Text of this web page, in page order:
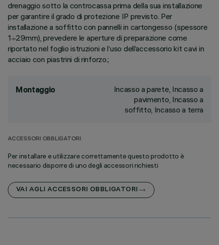
drenaggio sotto la controcassa prima della sua installazione
per garantire il grado di protezione IP previsto. Per
installazione a soffitto con pannelli in cartongesso (spessore
1÷29mm), prevedere le aperture di preparazione come
riportato nel foglio istruzioni e l’uso dell’accessorio kit cavi in
acciaio con piastrini di rinforzo.;
Montaggio
Incasso a parete, Incasso a
pavimento, Incasso a
soffitto, Incasso a terra
ACCESSORI OBBLIGATORI
Per installare e utilizzare correttamente questo prodotto è
necessario disporre di uno degli accessori richiesti
VAI AGLI ACCESSORI OBBLIGATORI